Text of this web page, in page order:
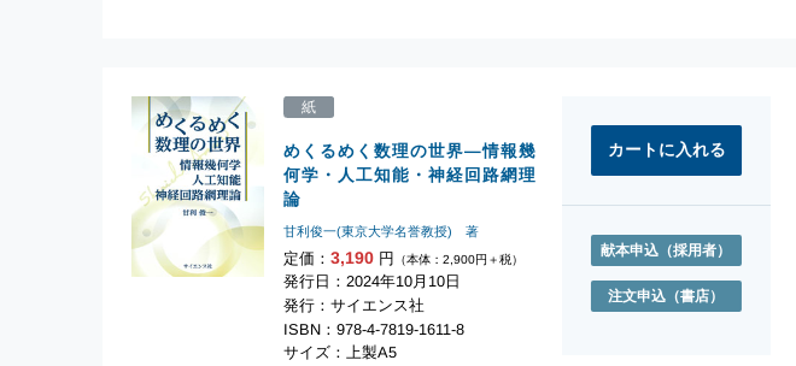
めくるめく数理の世界―情報幾
何学・人工知能・神経回路網理
論
甘利俊一(東京大学名誉教授) 著
定価：3,190 円 （本体：2,900円＋税）
紙
発行日：2024年10月10日
発行：サイエンス社
ISBN：978-4-7819-1611-8
サイズ：上製A5
献本申込 （採用者）
注文申込 （書店）